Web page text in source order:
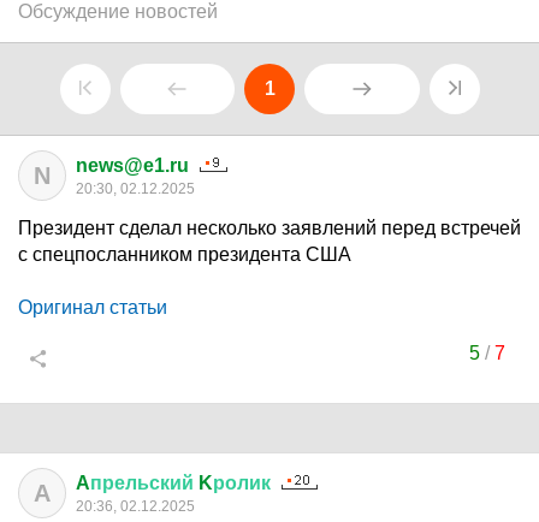
Обсуждение новостей
1
N news@e1.ru
20:30, 02.12.2025
Президент сделал несколько заявлений перед встречей
с спецпосланником президента США
Оригинал статьи
5/7
A Aпрельский Kролик
20:36, 02.12.2025